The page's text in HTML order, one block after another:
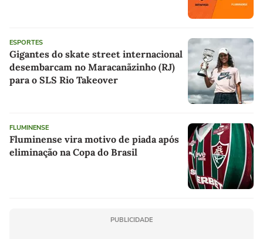
ESPORTES
Gigantes do skate street internacional
desembarcam no Maracanãzinho (RJ)
para o SLS Rio Takeover
FLUMINENSE
Fluminense vira motivo de piada após
eliminação na Copa do Brasil
PUBLICIDADE